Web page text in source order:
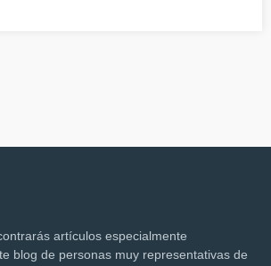
artículos especialmente
blog de personas muy representativas de